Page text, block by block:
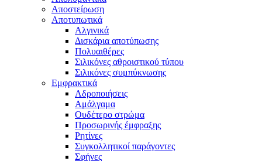
Αποστείρωση
Αποτυπωτικά
Αλγινικά
Δισκάρια αποτύπωσης
Πολυαιθέρες
Σιλικόνες αθροιστικού τύπου
Σιλικόνες συμπύκνωσης
Εμφρακτικά
Αδροποιήσεις
Αμάλγαμα
Ουδέτερο στρώμα
Προσωρινής έμφραξης
Ρητίνες
Συγκολλητικοί παράγοντες
Σφήνες